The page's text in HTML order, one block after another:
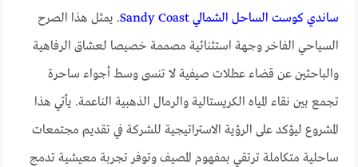
ساندي كوست الساحل الشمالي Sandy Coast
. يمثل هذا الصرح
السياحي الفاخر وجهة استثنائية مصممة خصيصا لعشاق الرفاهية
والباحثين عن قضاء عطلات صيفية لا تنسى وسط أجواء ساحرة
تجمع بين نقاء المياه الكريستالية والرمال الذهبية الناعمة. يأتي هذا
المشروع ليؤكد على الرؤية الاستراتيجية للشركة في تقديم مجتمعات
ساحلية متكاملة ترتقي بمفهوم المصيف وتوفر تجربة معيشية تدمج